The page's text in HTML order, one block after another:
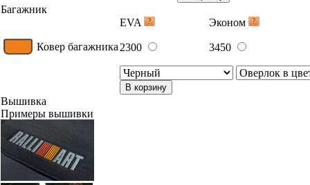
Багажник
EVA
Эконом
Ковер багажника 2300 3450
В корзину
Вышивка
Примеры вышивки